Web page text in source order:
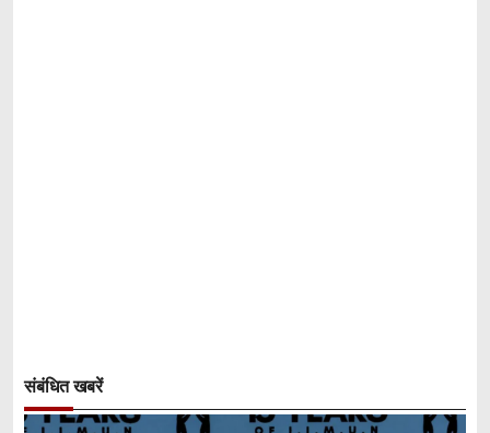
संबंधित खबरें